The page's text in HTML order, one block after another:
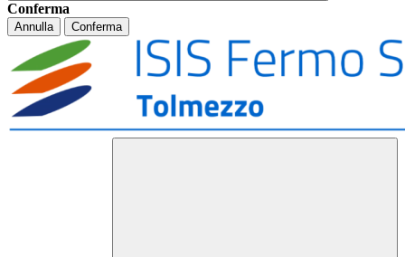
Conferma
Annulla Conferma